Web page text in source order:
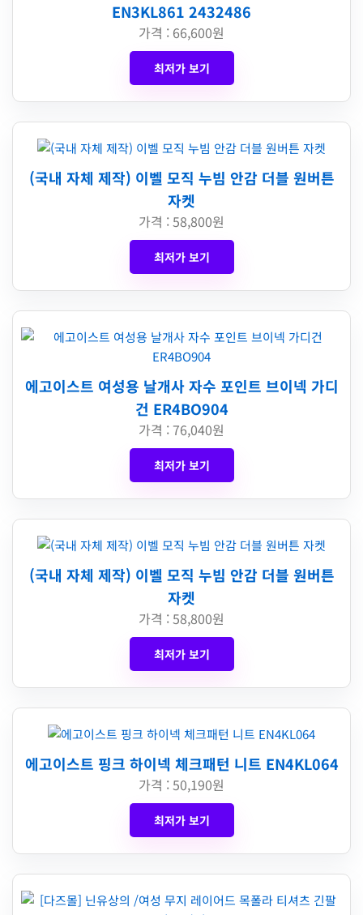
EN3KL861 2432486
가격 : 66,600원
최저가 보기
(국내 자체 제작) 이벨 모직 누빔 안감 더블 원버튼
자켓
가격 : 58,800원
최저가 보기
에고이스트 여성용 날개사 자수 포인트 브이넥 가디
건 ER4BO904
가격 : 76,040원
최저가 보기
(국내 자체 제작) 이벨 모직 누빔 안감 더블 원버튼
자켓
가격 : 58,800원
최저가 보기
에고이스트 핑크 하이넥 체크패턴 니트 EN4KL064
가격 : 50,190원
최저가 보기